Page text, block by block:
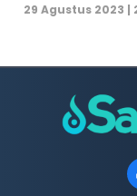
29 Agustus 2023 |